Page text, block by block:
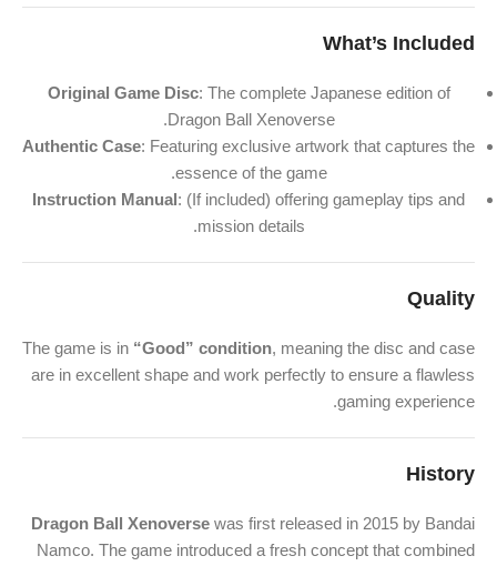
What’s Included
Original Game Disc: The complete Japanese edition of
Dragon Ball Xenoverse.
Authentic Case: Featuring exclusive artwork that captures the
essence of the game.
Instruction Manual: (If included) offering gameplay tips and
mission details.
Quality
The game is in “Good” condition, meaning the disc and case
are in excellent shape and work perfectly to ensure a flawless
gaming experience.
History
Dragon Ball Xenoverse was first released in 2015 by Bandai
Namco. The game introduced a fresh concept that combined